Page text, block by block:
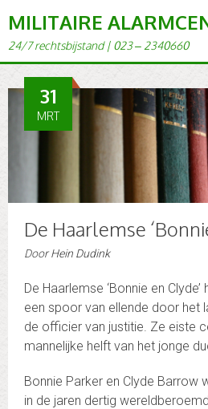
MILITAIRE
24/7 rechts­bi­j­s­tand | 023 – 2340660
De Haarlemse
31
MRT
DoorHein Dudink
De Haarlemse ‘Bonnie en
een spoor van ellende door het
de officier van justitie. Ze eiste
mannelijke helft van het jonge
Bonnie Parker en Clyde Barrow
in de jaren dertig